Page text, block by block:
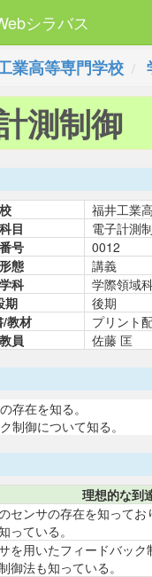
シラバス
業高等専門学校
測制御
福井工業
目
電子計測
号
0012
態
講義
科
学際領域
期
後期
/教材
プリント
員
佐藤 匡
存在を知る。
制御について知る。
理想的な到
センサの存在を知って
っている。
を用いたフィードバッ
御法も知っている。